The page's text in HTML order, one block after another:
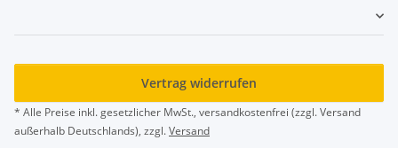
Vertrag widerrufen
* Alle Preise inkl. gesetzlicher MwSt., versandkostenfrei (zzgl. Versand
außerhalb Deutschlands), zzgl.Versand